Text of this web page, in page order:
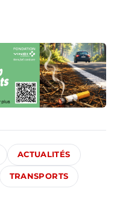
ACTUALITÉS
TRANSPORTS